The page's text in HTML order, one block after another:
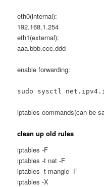
eth0(internal):
192.168.1.254
eth1(external):
aaa.bbb.ccc.ddd
enable forwarding:
sudo sysctl
iptables commands(can be
clean up old rules
iptables -F
iptables -t nat -F
iptables -t mangle -F
iptables -X